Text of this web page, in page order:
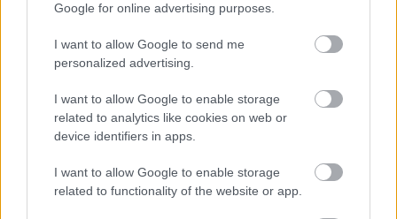
Google for online advertising purposes.
I want to allow Google to send me
personalized advertising.
I want to allow Google to enable storage
related to analytics like cookies on web or
device identifiers in apps.
I want to allow Google to enable storage
related to functionality of the website or app.
eredményhez, de mindig történt valami.
Remélem, hogy Horvátországban is sikerül
dobogóra állni. Takamoto Katsuta
megérdemelten tudott nyerni, de kissé
bosszant, hogy nem sikerült megelőzni.”